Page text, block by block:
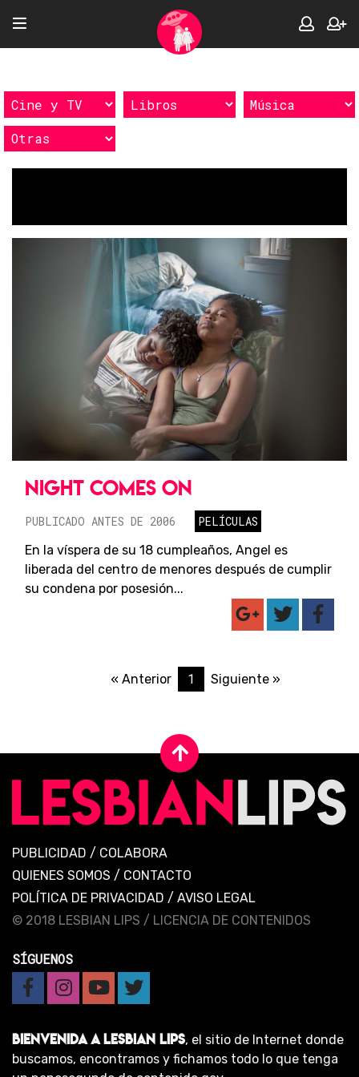
NIGHT COMES ON
PUBLICADO ANTES DE 2006
PELÍCULAS
En la víspera de su 18 cumpleaños, Angel es
liberada del centro de menores después de cumplir
su condena por posesión...
« Anterior 1 Siguiente »
PUBLICIDAD / COLABORA
QUIENES SOMOS / CONTACTO
POLÍTICA DE PRIVACIDAD / AVISO LEGAL
© 2018 LESBIAN LIPS / LICENCIA DE CONTENIDOS
SÍGUENOS
BIENVENIDA A LESBIAN LIPS, el sitio de Internet donde
buscamos, encontramos y fichamos todo lo que tenga